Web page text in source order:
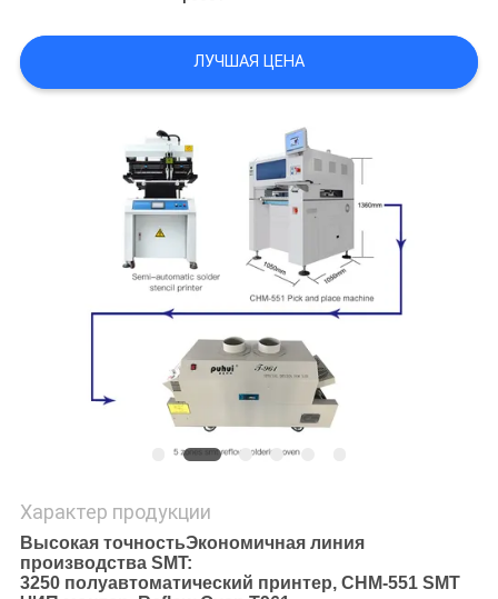
ЛУЧШАЯ ЦЕНА
Характер продукции
Высокая точностьЭкономичная линия
производства SMT:
3250 полуавтоматический принтер, CHM-551 SMT